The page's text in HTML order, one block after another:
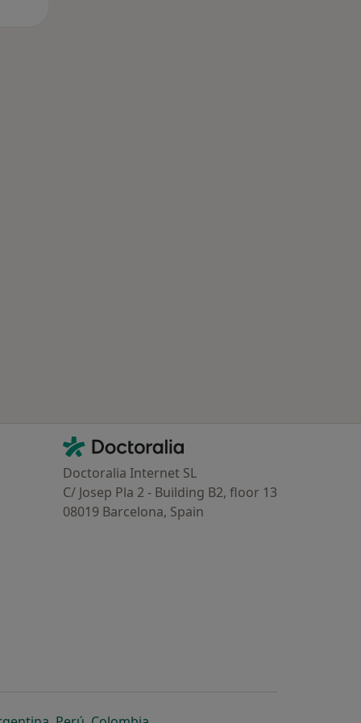
Contacto
Doctoralia - Homepage
Doctoralia Internet SL
C/ Josep Pla 2 - Building B2, floor 13
08019 Barcelona, Spain